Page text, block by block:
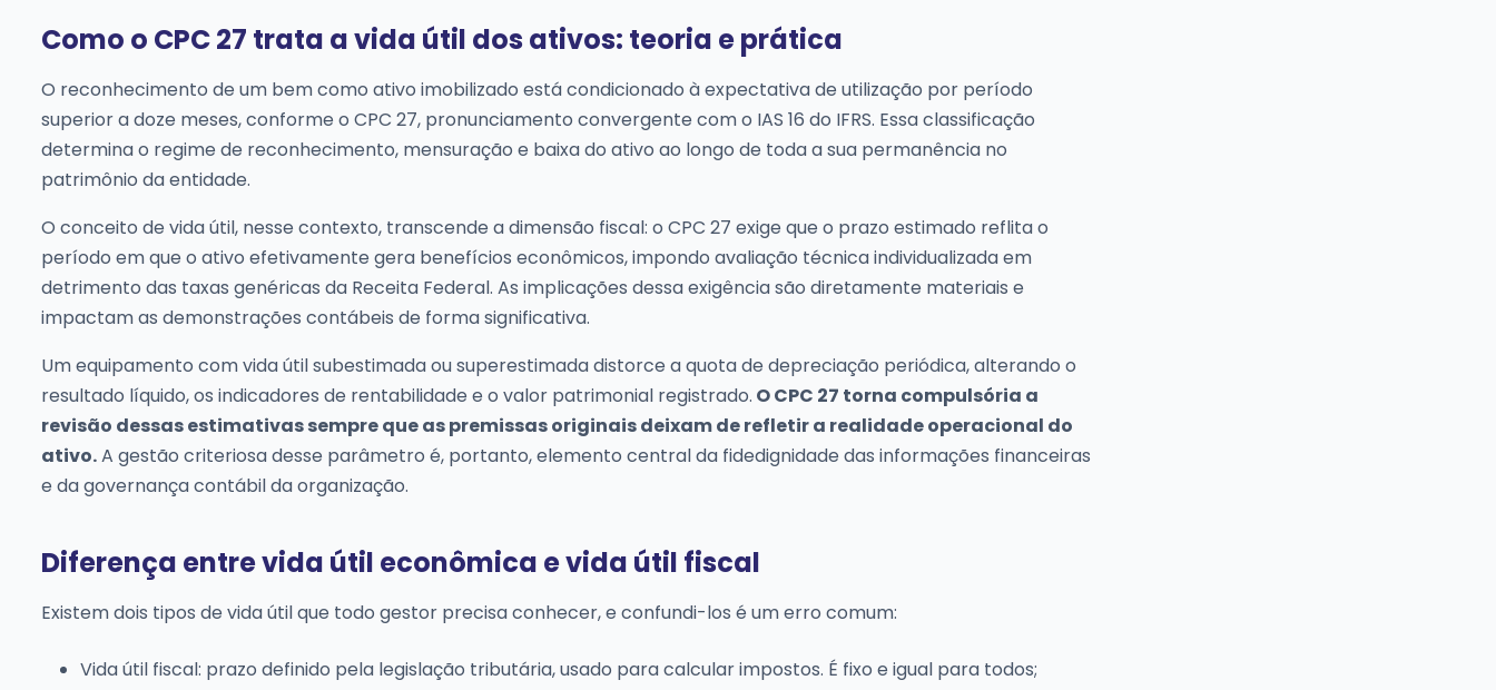
Como o CPC 27 trata a vida útil dos ativos: teoria e prática
O reconhecimento de um bem como ativo imobilizado está condicionado à expectativa de utilização por período
superior a doze meses, conforme o CPC 27, pronunciamento convergente com o IAS 16 do IFRS. Essa classificação
determina o regime de reconhecimento, mensuração e baixa do ativo ao longo de toda a sua permanência no
patrimônio da entidade.
O conceito de vida útil, nesse contexto, transcende a dimensão fiscal: o CPC 27 exige que o prazo estimado reflita o
período em que o ativo efetivamente gera benefícios econômicos, impondo avaliação técnica individualizada em
detrimento das taxas genéricas da Receita Federal. As implicações dessa exigência são diretamente materiais e
impactam as demonstrações contábeis de forma significativa.
Um equipamento com vida útil subestimada ou superestimada distorce a quota de depreciação periódica, alterando o
resultado líquido, os indicadores de rentabilidade e o valor patrimonial registrado. O CPC 27 torna compulsória a
revisão dessas estimativas sempre que as premissas originais deixam de refletir a realidade operacional do
ativo.A gestão criteriosa desse parâmetro é, portanto, elemento central da fidedignidade das informações financeiras
e da governança contábil da organização.
Diferença entre vida útil econômica e vida útil fiscal
Existem dois tipos de vida útil que todo gestor precisa conhecer, e confundi-los é um erro comum:
Vida útil fiscal: prazo definido pela legislação tributária, usado para calcular impostos. É fixo e igual para todos;